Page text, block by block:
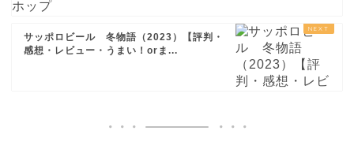
サッポロビール 冬物語（2023）【評判・
感想・レビュー・うまい！orま...